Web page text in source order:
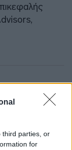
third parties, or
for